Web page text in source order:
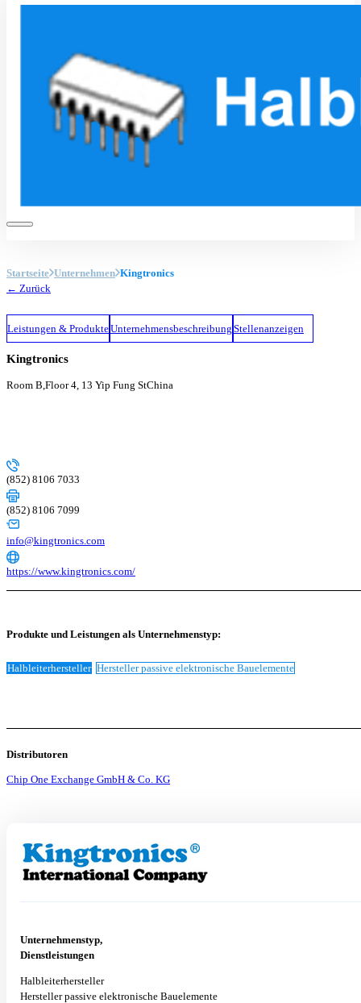
Startseite Unternehmen Kingtronics
← Zurück
Leistungen & ProdukteUnternehmensbeschreibung Stellenanzeigen
Kingtronics
Room B,Floor 4, 13 Yip Fung StChina
(852) 8106 7033
(852) 8106 7099
info@kingtronics.com
https://www.kingtronics.com/
Produkte und Leistungen als Unternehmenstyp:
Halbleiterhersteller Hersteller passive elektronische Bauelemente
Distributoren
Chip One Exchange GmbH & Co. KG
Unternehmenstyp,
Dienstleistungen
Halbleiterhersteller
Hersteller passive elektronische Bauelemente